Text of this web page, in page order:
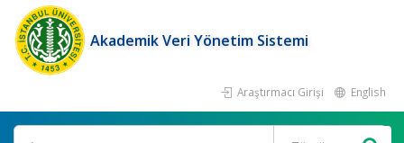
Akademik Veri Yönetim Sistemi
Araştırmacı Girişi English
Ara